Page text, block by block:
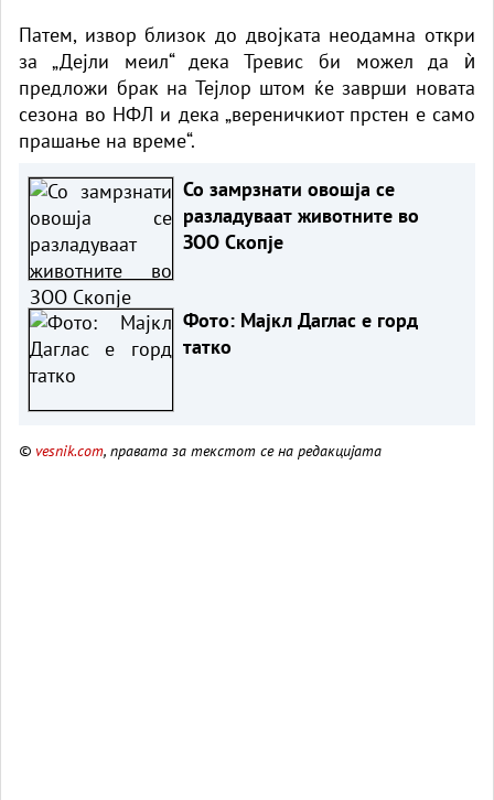
Патем, извор близок до двојката неодамна откри
за „Дејли меил“ дека Тревис би можел да ѝ
предложи брак на Тејлор штом ќе заврши новата
сезона во НФЛ и дека „вереничкиот прстен е само
прашање на време“.
Со замрзнати овошја се
разладуваат животните во
ЗОО Скопје
Фото: Мајкл Даглас е горд
татко
© vesnik.com, правата за текстот се на редакцијата